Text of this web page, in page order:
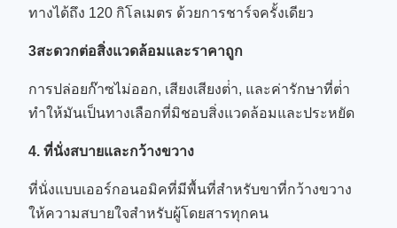
ทางได้ถึง 120 กิโลเมตร ด้วยการชาร์จครั้งเดียว
3สะดวกต่อสิ่งแวดล้อมและราคาถูก
การปล่อยก๊าซไม่ออก, เสียงเสียงต่ํา, และค่ารักษาที่ต่ํา
ทําให้มันเป็นทางเลือกที่มิชอบสิ่งแวดล้อมและประหยัด
4. ที่นั่งสบายและกว้างขวาง
ที่นั่งแบบเออร์กอนอมิคที่มีพื้นที่สําหรับขาที่กว้างขวาง
ให้ความสบายใจสําหรับผู้โดยสารทุกคน